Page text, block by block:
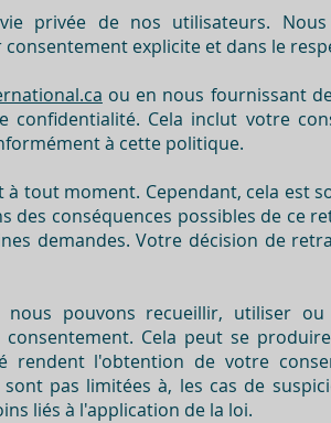
privée de nos utilisateurs.
explicite et dans le
ou en nous fournissant
Cela inclut votre
à cette politique.
tout moment. Cependant, cela est
des conséquences possibles de ce
demandes. Votre décision de
nous pouvons recueillir, utiliser
Cela peut se
rendent l'obtention de votre
pas limitées à, les cas de
liés à l'application de la loi.